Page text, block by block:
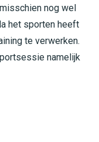
nog wel
het sporten heeft
te verwerken.
namelijk